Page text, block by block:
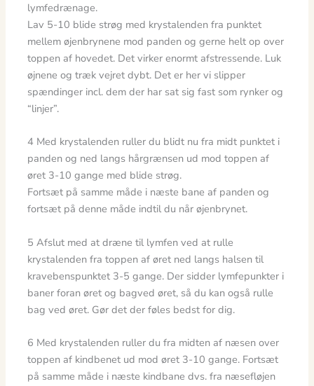
lymfedrænage.
Lav 5-10 blide strøg med krystalenden fra punktet
mellem øjenbrynene mod panden og gerne helt op over
toppen af hovedet. Det virker enormt afstressende. Luk
øjnene og træk vejret dybt. Det er her vi slipper
spændinger incl. dem der har sat sig fast som rynker og
“linjer”.
4 Med krystalenden ruller du blidt nu fra midt punktet i
panden og ned langs hårgrænsen ud mod toppen af
øret 3-10 gange med blide strøg.
Fortsæt på samme måde i næste bane af panden og
fortsæt på denne måde indtil du når øjenbrynet.
5 Afslut med at dræne til lymfen ved at rulle
krystalenden fra toppen af øret ned langs halsen til
kravebenspunktet 3-5 gange. Der sidder lymfepunkter i
baner foran øret og bagved øret, så du kan også rulle
bag ved øret. Gør det der føles bedst for dig.
6 Med krystalenden ruller du fra midten af næsen over
toppen af kindbenet ud mod øret 3-10 gange. Fortsæt
på samme måde i næste kindbane dvs. fra næsefløjen